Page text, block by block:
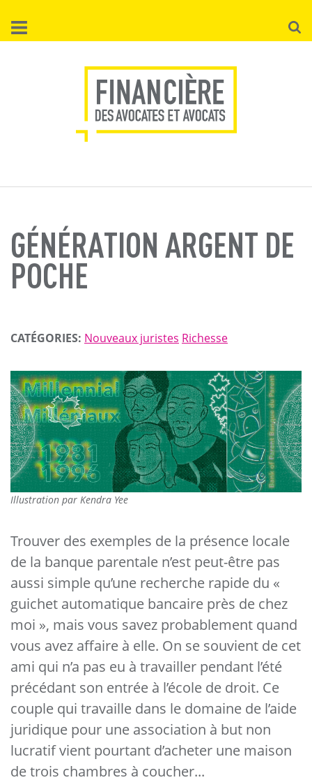
au
contenu
GÉNÉRATION ARGENT DE
POCHE
CATÉGORIES: Nouveaux juristes Richesse
Illustration par Kendra Yee
Trouver des exemples de la présence locale
de la banque parentale n’est peut-être pas
aussi simple qu’une recherche rapide du «
guichet automatique bancaire près de chez
moi », mais vous savez probablement quand
vous avez affaire à elle. On se souvient de cet
ami qui n’a pas eu à travailler pendant l’été
précédant son entrée à l’école de droit. Ce
couple qui travaille dans le domaine de l’aide
juridique pour une association à but non
lucratif vient pourtant d’acheter une maison
de trois chambres à coucher...